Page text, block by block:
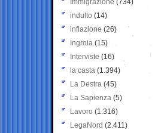
Immigrazione (734)
indulto (14)
inflazione (26)
Ingroia (15)
Interviste (16)
la casta (1.394)
La Destra (45)
La Sapienza (5)
Lavoro (1.316)
LegaNord (2.411)